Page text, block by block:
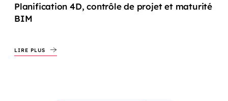
Planification 4D, contrôle de projet et maturité
BIM
LIRE PLUS